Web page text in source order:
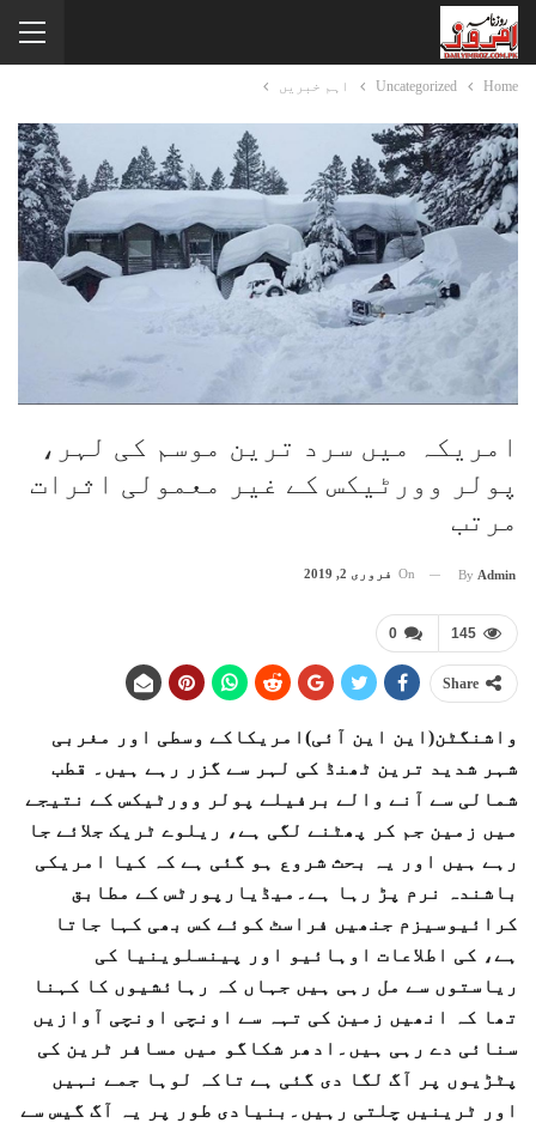
Home
Uncategorized اہم خبریں
امریکہ میں سرد ترین موسم کی لہر،
پولر وورٹیکس کے غیر معمولی اثرات
مرتب
By Admin
On فروری 2, 2019
0 145
Share
واشنگٹن(این این آئی)امریکاکے وسطی اور مغربی
شہر شدید ترین ٹھنڈ کی لہر سے گزر رہے ہیں۔ قطب
شمالی سے آنے والے برفیلے پولر وورٹیکس کے نتیجے
میں زمین جم کر پھٹنے لگی ہے، ریلوے ٹریک جلائے جا
رہے ہیں اور یہ بحث شروع ہو گئی ہے کہ کیا امریکی
باشندہ نرم پڑ رہا ہے۔میڈیارپورٹس کے مطابق
کرائیوسیزم جنھیں فراسٹ کوئے کس بھی کہا جاتا
ہے، کی اطلاعات اوہائیو اور پینسلوینیا کی
ریاستوں سے مل رہی ہیں جہاں کہ رہائشیوں کا کہنا
تھا کہ انھیں زمین کی تہہ سے اونچی اونچی آوازیں
سنائی دے رہی ہیں۔ادھر شکاگو میں مسافر ٹرین کی
پٹڑیوں پر آگ لگا دی گئی ہے تاکہ لوہا جمے نہیں
اور ٹرینیں چلتی رہیں۔بنیادی طور پر یہ آگ گیس سے